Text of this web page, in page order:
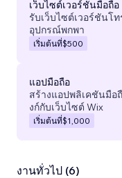
เว็บไซต์เวอร์ชันมือถือ
รับเว็บไซต์เวอร์ชันโ
อุปกรณ์พกพา
เริ่มต้นที่$500
แอปมือถือ
สร้างแอปพลิเคชันมือ
งก์กับเว็บไซต์ Wix
เริ่มต้นที่$1,000
งานทั่วไป (6)